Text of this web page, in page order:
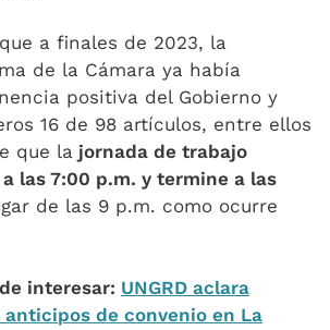
a finales de 2023, la
de la Cámara ya había
positiva del Gobierno y
16 de 98 artículos, entre ellos
que la jornada de trabajo
las 7:00 p.m. y termine a las
de las 9 p.m. como ocurre
interesar: UNGRD aclara
de convenio en La